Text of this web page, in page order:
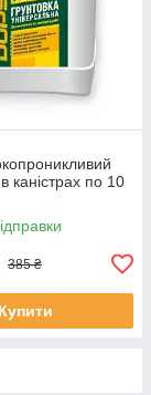
каністрах по 10
385 ₴
Купити